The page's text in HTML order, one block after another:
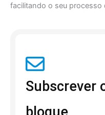
facilitando o seu processo
Subscrever